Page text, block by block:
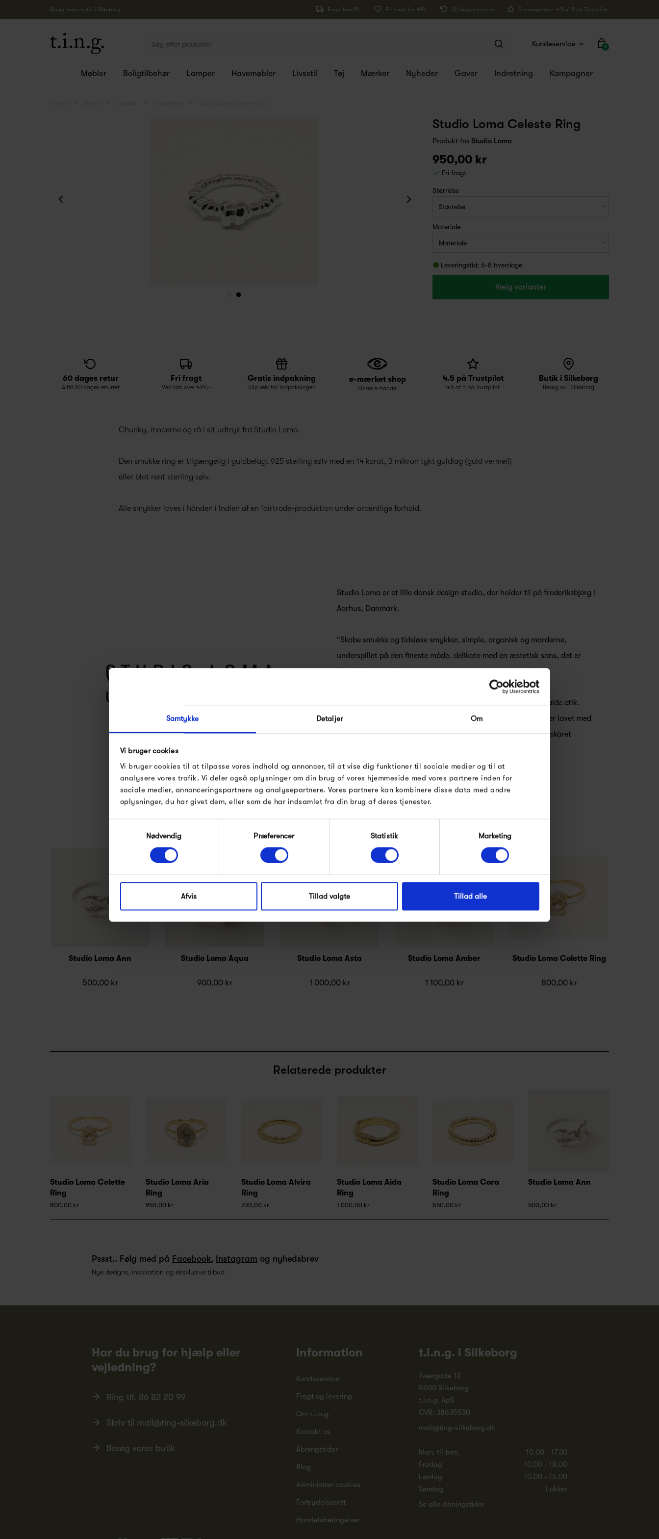
Samtykke Detaljer Om
Vi bruger cookies
Vi bruger cookies til at tilpasse vores indhold og annoncer, til at vise dig funktioner til sociale medier og til at
analysere vores trafik. Vi deler også oplysninger om din brug af vores hjemmeside med vores partnere inden for
sociale medier, annonceringspartnere og analysepartnere. Vores partnere kan kombinere disse data med andre
oplysninger, du har givet dem, eller som de har indsamlet fra din brug af deres tjenester.
Nødvendig
Præferencer Statistik Marketing
Afvis Tillad valgte Tillad alle
Besøg vores butik i Silkeborg Fragt kun 29,- Fri fragt fra 499,- 30 dages returret Fremragende · 4.5 af 5 på Trustpilot
0
Kundeservice
Møbler Boligtilbehør Lamper Havemøbler Livsstil Tøj Mærker Nyheder Gaver Indretning Kampagner
Studio Loma Celeste Ring
Produkt fra Studio Loma
950,00 kr
Fri fragt
Størrelse
Materiale
Leveringstid: 6-8 hverdage
Vælg varianter
60 dages retur
Altid 60 dages returret
Fri fragt
Ved køb over 499,-
Gratis indpakning
Slip selv for indpakningen
e-mærket shop
Sikker e-handel
4.5 på Trustpilot
4.5 af 5 på Trustpilot
Butik i Silkeborg
Besøg os i Silkeborg
Chunky, moderne og rå i sit udtryk fra Studio Loma.
Den smukke ring er tilgængelig i guldbelagt 925 sterling sølv med en 14 karat, 3 mikron tykt guldlag (guld vermeil)
eller blot rent sterling sølv.
Alle smykker laves i hånden i Indien af en fairtrade-produktion under ordentlige forhold.
Se alle varer fra Studio Loma
Studio Loma er et lille dansk design studio, der holder til på frederiksbjerg i
Aarhus, Danmark.
"Skabe smukke og tidsløse smykker, simple, organisk og morderne,
underspillet på den fineste måde. delikate med en æstetisk sans, det er
Studio Loma smykker er håndlavet i en produktion med fairtraide etik.
De sigter efter at tage bæredygtige beslutninger. Smykkerne er lavet med
40-50% genanvendeligt guld. Rå diamanter og smukke hånd-skåret
Hvert smykke er helt unikt.
Produkter fra samme kategori
Studio Loma Ann
500,00 kr
Studio Loma Aqua
900,00 kr
Studio Loma Asta
1 000,00 kr
Studio Loma Amber
1 100,00 kr
Studio Loma Colette Ring
800,00 kr
Relaterede produkter
Studio Loma Colette
Ring
800,00 kr
Studio Loma Aria
Ring
950,00 kr
Studio Loma Alvira
Ring
700,00 kr
Studio Loma Aida
Ring
1 000,00 kr
Studio Loma Cora
Ring
850,00 kr
Studio Loma Ann
500,00 kr
Pssst.. Følg med på Facebook, Instagram og nyhedsbrev
Nye designs, inspiration og eksklusive tilbud
Har du brug for hjælp eller
vejledning?
Ring tlf. 86 82 20 99
Skriv til mail@ting-silkeborg.dk
Besøg vores butik
Information
Kundeservice
Fragt og levering
Om t.i.n.g.
Kontakt os
Åbningstider
Blog
Administrer cookies
Fortrydelsesret
Handelsbetingelser
t.i.n.g. i Silkeborg
Tværgade 13
8600 Silkeborg
t.i.n.g. ApS
CVR: 38635530
mail@ting-silkeborg.dk
Man. til tors.
10.00 - 17.30
Fredag
10.00 - 18,00
Lørdag
10.00 - 15.00
Søndag
Lukket
Se alle åbningstider